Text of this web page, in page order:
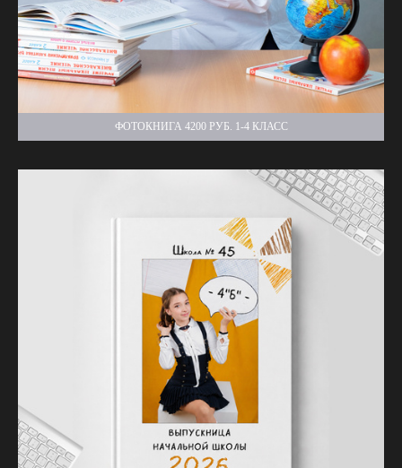
ФОТОКНИГА 4200 РУБ. 1-4 КЛАСС